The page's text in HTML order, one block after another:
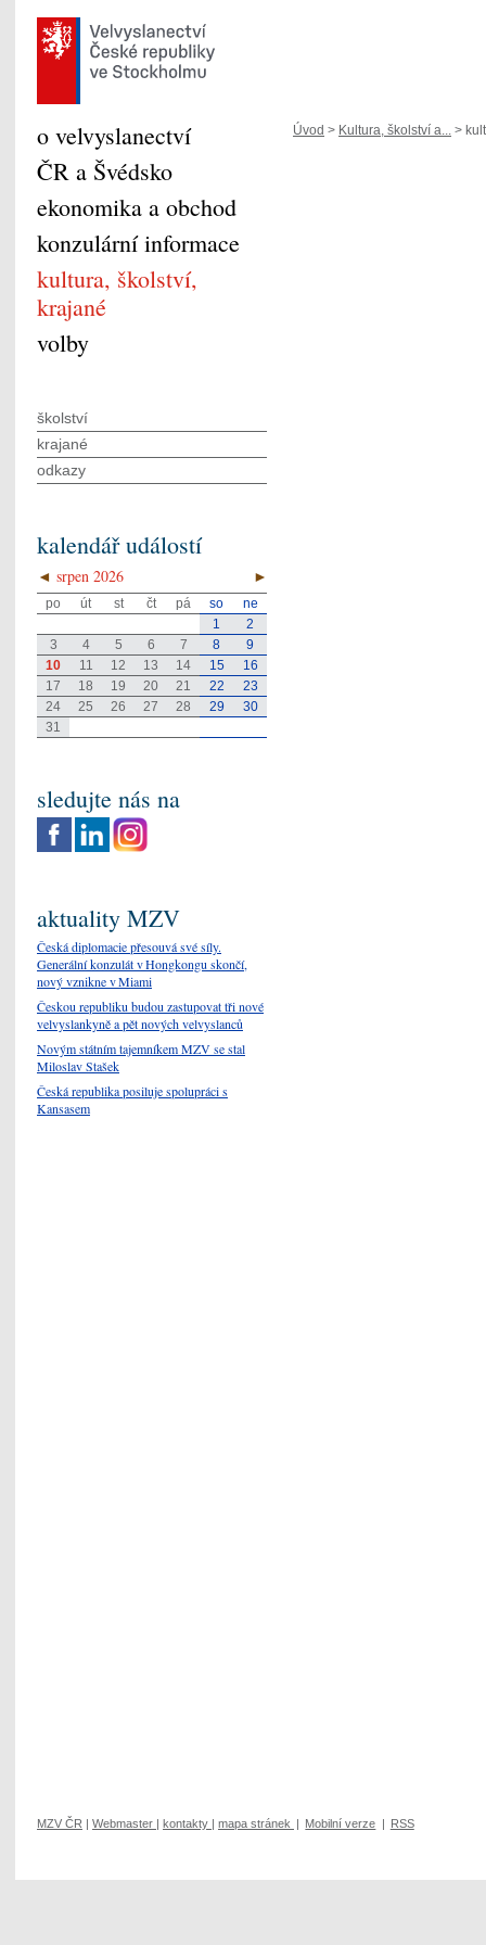
Úvod > Kultura, školství a... >
o velvyslanectví
ČR a Švédsko
ekonomika a obchod
konzulární informace
kultura, školství,
krajané
volby
školství
krajané
odkazy
kalendář událostí
◄ ►
srpen 2026
po út st čt pá so
ne
1
2
3
4 5 6 7 8
9
10
11 12 13 14 15
16
17
18 19 20 21 22
23
24
25 26 27 28 29
30
31
sledujte nás na
aktuality MZV
Česká diplomacie přesouvá své síly.
Generální konzulát v Hongkongu skončí,
nový vznikne v Miami
Českou republiku budou zastupovat tři nové
velvyslankyně a pět nových velvyslanců
Novým státním tajemníkem MZV se stal
Miloslav Stašek
Česká republika posiluje spolupráci s
Kansasem
MZV ČR | Webmaster | kontakty | mapa stránek | Mobilní verze | RSS